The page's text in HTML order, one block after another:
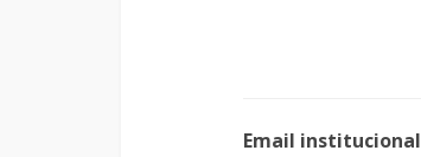
Email institucional